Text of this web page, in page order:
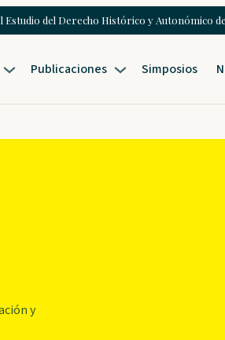
Estudio del Derecho Histórico y Autonómico
Publicaciones Simposios
y